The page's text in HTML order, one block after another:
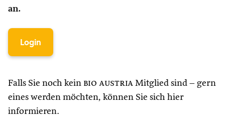
an.
Login
Falls Sie noch kein bio austria Mitglied sind – gern
eines werden möchten, können Sie sich hier
informieren.